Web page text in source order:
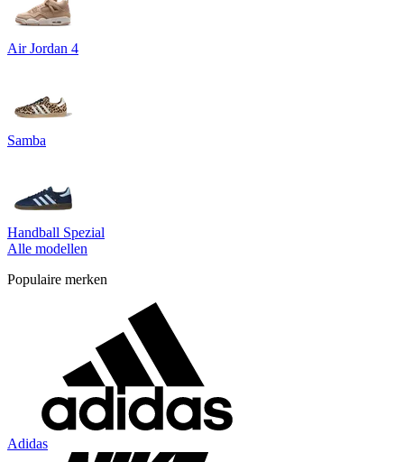
Air Jordan 4
Samba
Handball Spezial
Alle modellen
Populaire merken
Adidas